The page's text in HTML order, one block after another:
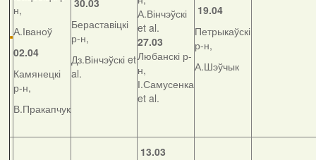
н,
А.Іваноў
02.04
Камянецкі
р-н,
В.Пракапчук
30.03
Бераставіцкі
р-н,
Дз.Вінчэўскі et
al.
А.Вінчэўскі
et al.
27.03
Любанскі р-
н,
І.Самусенка
et al.
19.04
Петрыкаўскі
р-н,
А.Шэўчык
13.03